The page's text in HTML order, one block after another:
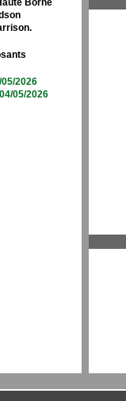
Borne
2026
05/2026